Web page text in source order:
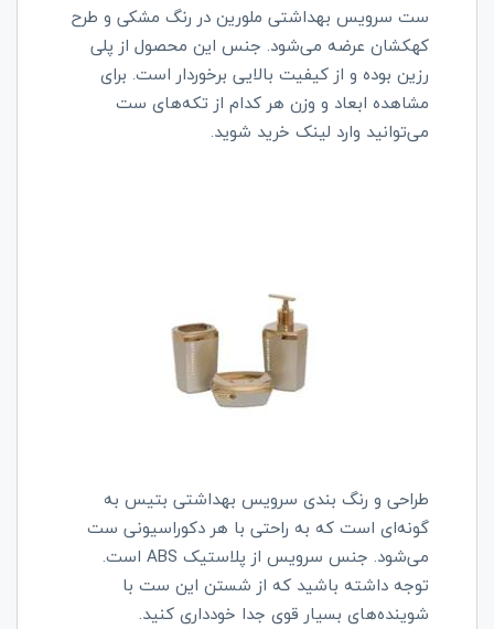
ست سرویس بهداشتی ملورین در رنگ مشکی و طرح
کهکشان عرضه می‌شود. جنس این محصول از پلی
رزین بوده و از کیفیت بالایی برخوردار است. برای
مشاهده ابعاد و وزن هر کدام از تکه‌های ست
می‌توانید وارد لینک خرید شوید.
طراحی و رنگ بندی سرویس بهداشتی بتیس به
گونه‌ای است که به راحتی با هر دکوراسیونی ست
می‌شود. جنس سرویس از پلاستیک ABS است.
توجه داشته باشید که از شستن این ست با
شوینده‌های بسیار قوی جدا خودداری کنید.